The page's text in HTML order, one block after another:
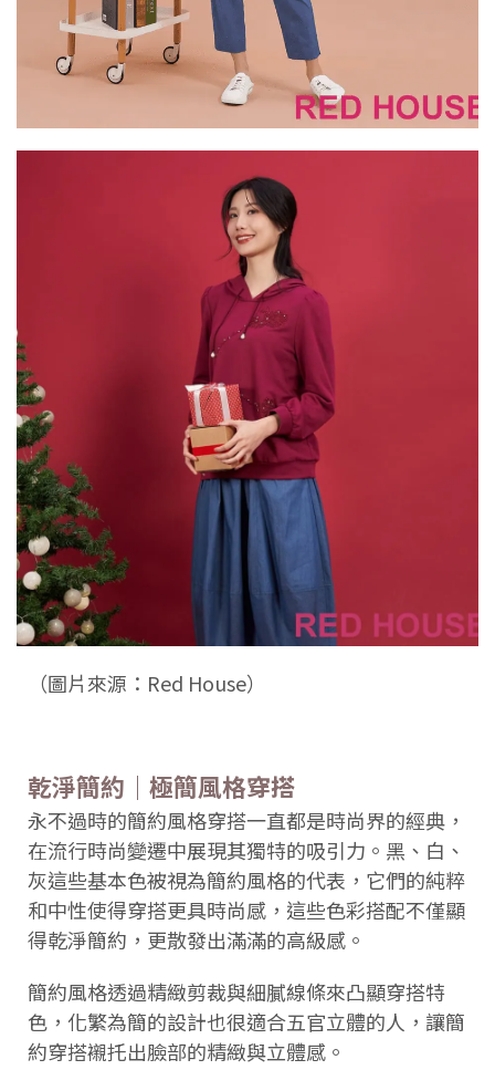
（圖片來源：Red House）
乾淨簡約｜極簡風格穿搭
永不過時的簡約風格穿搭一直都是時尚界的經典，
在流行時尚變遷中展現其獨特的吸引力。黑、白、
灰這些基本色被視為簡約風格的代表，它們的純粹
和中性使得穿搭更具時尚感，這些色彩搭配不僅顯
得乾淨簡約，更散發出滿滿的高級感。
簡約風格透過精緻剪裁與細膩線條來凸顯穿搭特
色，化繁為簡的設計也很適合五官立體的人，讓簡
約穿搭襯托出臉部的精緻與立體感。